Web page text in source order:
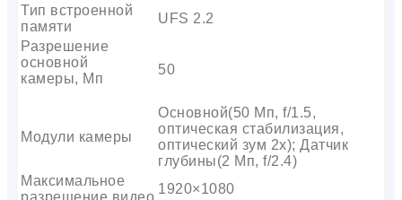
Тип встроенной
памяти
UFS 2.2
Разрешение
основной
камеры, Мп
50
Модули камеры
Основной(50 Мп, f/1.5,
оптическая стабилизация,
оптический зум 2х); Датчик
глубины(2 Мп, f/2.4)
Максимальное
разрешение видео
1920×1080